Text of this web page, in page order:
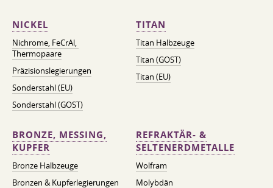
NICKEL
Nichrome, FeСrAl, ​​
Thermopaare
Präzisionslegierungen
Sonderstahl (EU)
Sonderstahl (GOST)
TITAN
Titan Halbzeuge
Titan (GOST)
Titan (EU)
BRONZE, MESSING,
KUPFER
Bronze Halbzeuge
Bronzen & Kupferlegierungen
REFRAKTÄR- &
SELTENERDMETALLE
Wolfram
Molybdän